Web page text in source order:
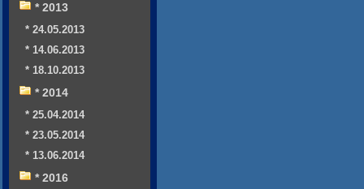
* 2013
* 24.05.2013
* 14.06.2013
* 18.10.2013
* 2014
* 25.04.2014
* 23.05.2014
* 13.06.2014
* 2016